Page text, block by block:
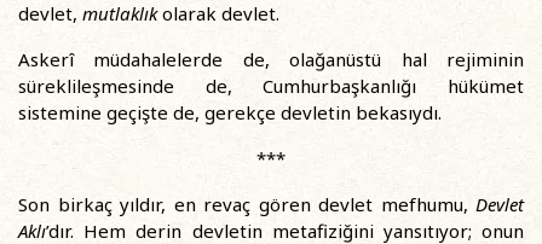
devlet, mutlaklıkolarak devlet.
Askerî müdahalelerde de, olağanüstü hal rejiminin
süreklileşmesinde de, Cumhurbaşkanlığı hükümet
sistemine geçişte de, gerekçe devletin bekasıydı.
***
Son birkaç yıldır, en revaç gören devlet mefhumu, Devlet
Aklı’dır. Hem derin devletin metafiziğini yansıtıyor; onun